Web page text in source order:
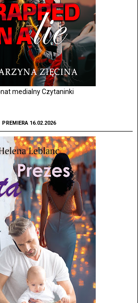
medialny Czytaninki
PREMIERA 16.02.2026